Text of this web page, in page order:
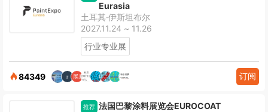
Eurasia
土耳其·伊斯坦布尔
2027.11.24 ~ 11.26
行业专业展
84349 订阅
推荐 法国巴黎涂料展览会EUROCOAT